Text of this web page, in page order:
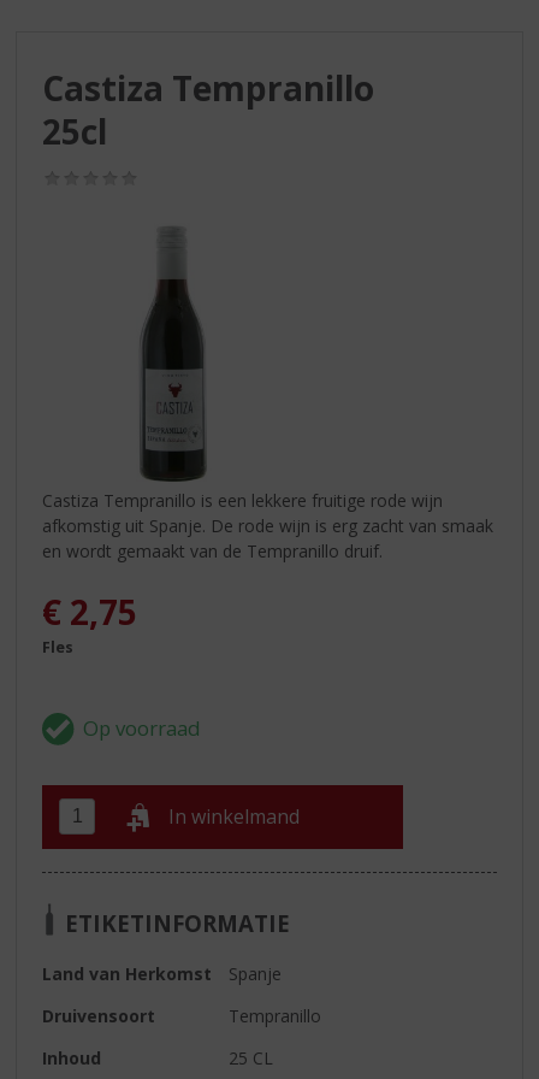
Castiza Tempranillo
25cl
Castiza Tempranillo is een lekkere fruitige rode wijn
afkomstig uit Spanje. De rode wijn is erg zacht van smaak
en wordt gemaakt van de Tempranillo druif.
€ 2,75
Fles
In winkelmand
ETIKETINFORMATIE
Land van Herkomst
Spanje
Druivensoort
Tempranillo
Inhoud
25 CL